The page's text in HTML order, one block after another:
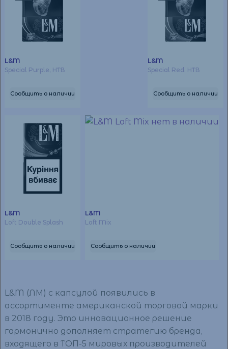
L&M
Special Purple, НТВ
Сообщить о наличии
L&M
Special Red, НТВ
Сообщить о наличии
L&M
Loft Double Splash
Сообщить о наличии
L&M
Loft Mix
Сообщить о наличии
L&M (ЛМ) с капсулой появились в
ассортименте американской торговой марки
в 2018 году. Это инновационное решение
гармонично дополняет стратегию бренда,
входящего в ТОП-5 мировых производителей